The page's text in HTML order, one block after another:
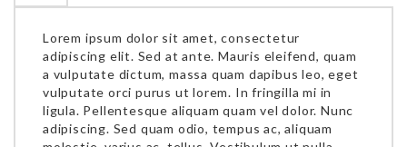
Lorem ipsum dolor sit amet, consectetur
adipiscing elit. Sed at ante. Mauris eleifend, quam
a vulputate dictum, massa quam dapibus leo, eget
vulputate orci purus ut lorem. In fringilla mi in
ligula. Pellentesque aliquam quam vel dolor. Nunc
adipiscing. Sed quam odio, tempus ac, aliquam